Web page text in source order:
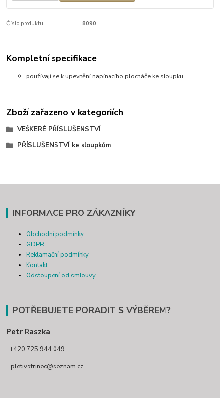
Číslo produktu: 8090
Kompletní specifikace
používají se k upevnění napínacího plocháče ke sloupku
Zboží zařazeno v kategoriích
VEŠKERÉ PŘÍSLUŠENSTVÍ
PŘÍSLUŠENSTVÍ ke sloupkům
INFORMACE PRO ZÁKAZNÍKY
Obchodní podmínky
GDPR
Reklamační podmínky
Kontakt
Odstoupení od smlouvy
POTŘEBUJETE PORADIT S VÝBĚREM?
Petr Raszka
+420 725 944 049
pletivotrinec@seznam.cz